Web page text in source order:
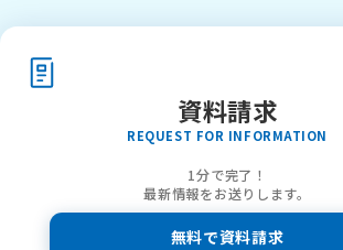
資料請求
REQUEST FOR INFORMATION
1分で完了！
最新情報をお送りします。
無料で資料請求